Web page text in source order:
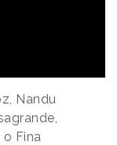
Nandu
Fina